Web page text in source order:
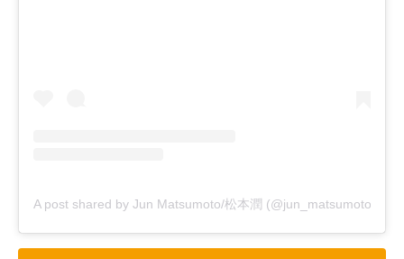
A post shared by Jun Matsumoto/松本潤 (@jun_matsumoto__mj)